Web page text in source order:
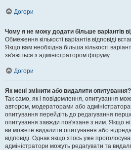
Догори
Чому я не можу додати більше варіантів
Обмеження кількості варіантів відповіді
Якщо вам необхідна більша кількості
зв'яжіться з адміністратором форуму.
Догори
Як мені змінити або видалити опитування?
Так само, як і повідомлення, опитування
автором, модераторами або
опитування перейдіть до редагування
опитування завжди пов'язане з ним. Якщо
ви можете видалити опитування або
відповіді. Однак якщо хтось уже
адміністратори можуть редагувати та